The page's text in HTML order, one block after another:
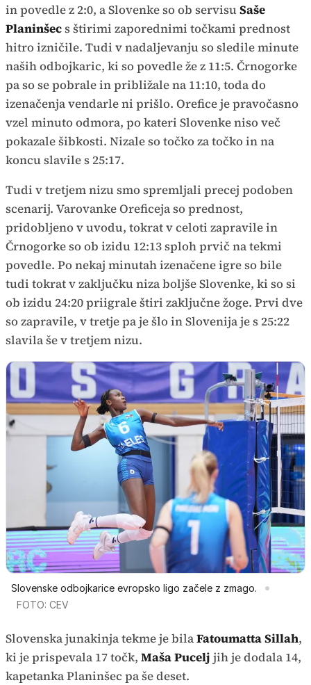
in povedle z 2:0, a Slovenke so ob servisuSaše
Planinšecs štirimi zaporednimi točkami prednost
hitro izničile. Tudi v nadaljevanju so sledile minute
naših odbojkaric, ki so povedle že z 11:5. Črnogorke
pa so se pobrale in približale na 11:10, toda do
izenačenja vendarle ni prišlo. Orefice je pravočasno
vzel minuto odmora, po kateri Slovenke niso več
pokazale šibkosti. Nizale so točko za točko in na
koncu slavile s 25:17.
Tudi v tretjem nizu smo spremljali precej podoben
scenarij. Varovanke Oreficeja so prednost,
pridobljeno v uvodu, tokrat v celoti zapravile in
Črnogorke so ob izidu 12:13 sploh prvič na tekmi
povedle. Po nekaj minutah izenačene igre so bile
tudi tokrat v zaključku niza boljše Slovenke, ki so si
ob izidu 24:20 priigrale štiri zaključne žoge. Prvi dve
so zapravile, v tretje pa je šlo in Slovenija je s 25:22
slavila še v tretjem nizu.
Slovenske odbojkarice evropsko ligo začele z zmago.
FOTO: CEV
Slovenska junakinja tekme je bilaFatoumatta Sillah,
ki je prispevala 17 točk, Maša Pucelj jih je dodala 14,
kapetanka Planinšec pa še deset.